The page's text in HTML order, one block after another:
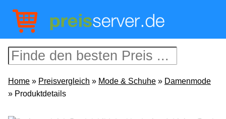
Home » Preisvergleich » Mode & Schuhe » Damenmode
» Produktdetails